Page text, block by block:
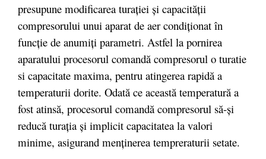
presupune modificarea turației și capacității
compresorului unui aparat de aer condiționat în
funcție de anumiți parametri. Astfel la pornirea
aparatului procesorul comandă compresorul o turatie
si capacitate maxima, pentru atingerea rapidă a
temperaturii dorite. Odată ce această temperatură a
fost atinsă, procesorul comandă compresorul să-și
reducă turația și implicit capacitatea la valori
minime, asigurand menținerea tempreraturii setate.